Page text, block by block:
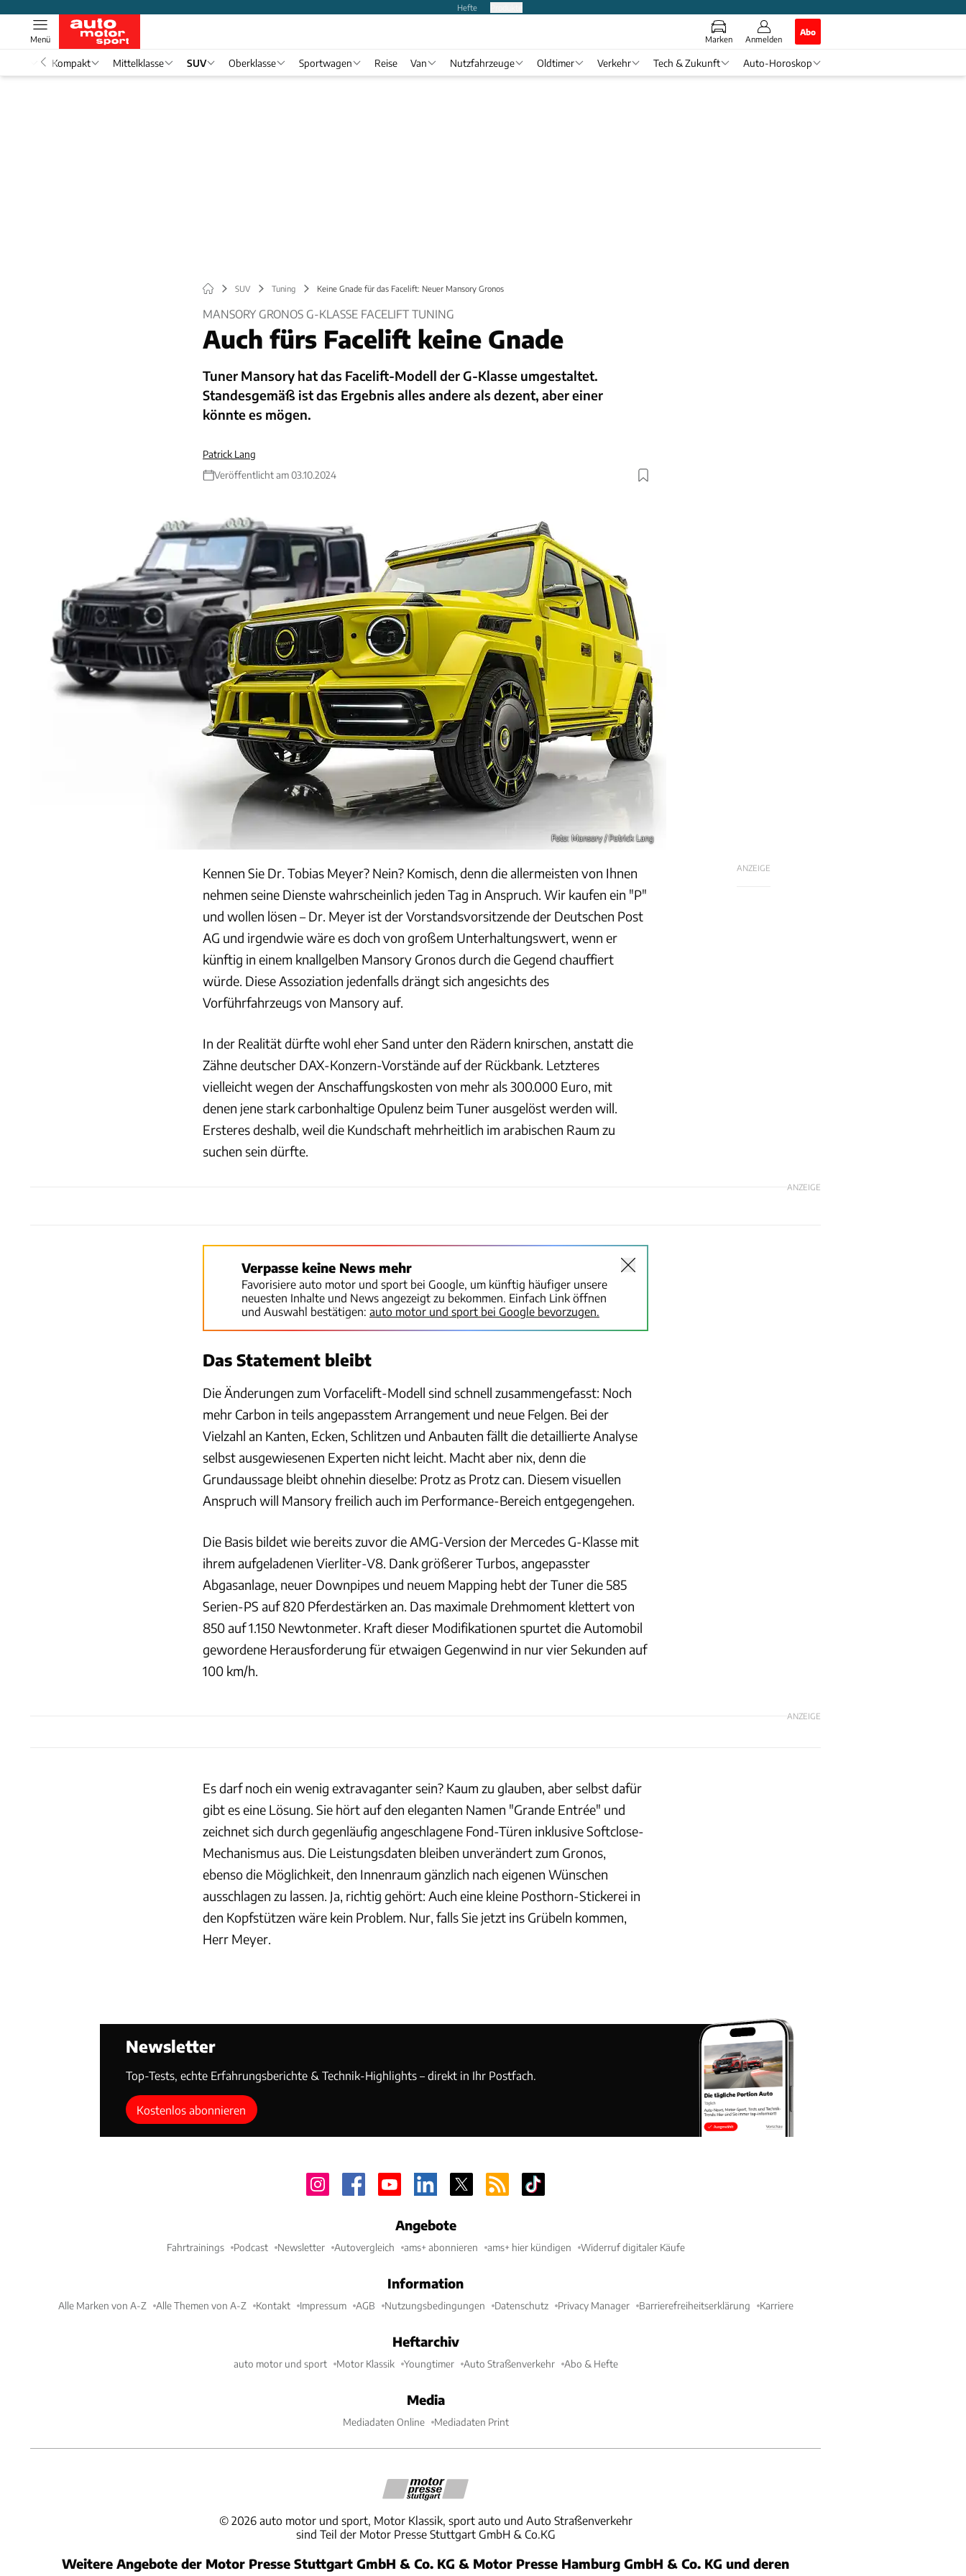
Hefte
Marken Anmelden
Abo
Menü
Kompakt Mittelklasse SUV Oberklasse Sportwagen Reise Van Nutzfahrzeuge Oldtimer Verkehr Tech & Zukunft Auto-Horoskop
SUV Tuning Keine Gnade für das Facelift: Neuer Mansory Gronos
MANSORY GRONOS G-KLASSE FACELIFT TUNING
Auch fürs Facelift keine Gnade
Tuner Mansory hat das Facelift-Modell der G-Klasse umgestaltet.
Standesgemäß ist das Ergebnis alles andere als dezent, aber einer
könnte es mögen.
Patrick Lang
Veröffentlicht am 03.10.2024
Foto: Mansory / Patrick Lang
ANZEIGE
Kennen Sie Dr. Tobias Meyer? Nein? Komisch, denn die allermeisten von Ihnen
nehmen seine Dienste wahrscheinlich jeden Tag in Anspruch. Wir kaufen ein "P"
und wollen lösen – Dr. Meyer ist der Vorstandsvorsitzende der Deutschen Post
AG und irgendwie wäre es doch von großem Unterhaltungswert, wenn er
künftig in einem knallgelben Mansory Gronos durch die Gegend chauffiert
würde. Diese Assoziation jedenfalls drängt sich angesichts des
Vorführfahrzeugs von Mansory auf.
In der Realität dürfte wohl eher Sand unter den Rädern knirschen, anstatt die
Zähne deutscher DAX-Konzern-Vorstände auf der Rückbank. Letzteres
vielleicht wegen der Anschaffungskosten von mehr als 300.000 Euro, mit
denen jene stark carbonhaltige Opulenz beim Tuner ausgelöst werden will.
Ersteres deshalb, weil die Kundschaft mehrheitlich im arabischen Raum zu
suchen sein dürfte.
ANZEIGE
Verpasse keine News mehr
Favorisiere auto motor und sport bei Google, um künftig häufiger unsere
neuesten Inhalte und News angezeigt zu bekommen. Einfach Link öffnen
und Auswahl bestätigen: auto motor und sport bei Google bevorzugen.
Das Statement bleibt
Die Änderungen zum Vorfacelift-Modell sind schnell zusammengefasst: Noch
mehr Carbon in teils angepasstem Arrangement und neue Felgen. Bei der
Vielzahl an Kanten, Ecken, Schlitzen und Anbauten fällt die detaillierte Analyse
selbst ausgewiesenen Experten nicht leicht. Macht aber nix, denn die
Grundaussage bleibt ohnehin dieselbe: Protz as Protz can. Diesem visuellen
Anspruch will Mansory freilich auch im Performance-Bereich entgegengehen.
Die Basis bildet wie bereits zuvor die AMG-Version der Mercedes G-Klasse mit
ihrem aufgeladenen Vierliter-V8. Dank größerer Turbos, angepasster
Abgasanlage, neuer Downpipes und neuem Mapping hebt der Tuner die 585
Serien-PS auf 820 Pferdestärken an. Das maximale Drehmoment klettert von
850 auf 1.150 Newtonmeter. Kraft dieser Modifikationen spurtet die Automobil
gewordene Herausforderung für etwaigen Gegenwind in nur vier Sekunden auf
100 km/h.
ANZEIGE
Es darf noch ein wenig extravaganter sein? Kaum zu glauben, aber selbst dafür
gibt es eine Lösung. Sie hört auf den eleganten Namen "Grande Entrée" und
zeichnet sich durch gegenläufig angeschlagene Fond-Türen inklusive Softclose-
Mechanismus aus. Die Leistungsdaten bleiben unverändert zum Gronos,
ebenso die Möglichkeit, den Innenraum gänzlich nach eigenen Wünschen
ausschlagen zu lassen. Ja, richtig gehört: Auch eine kleine Posthorn-Stickerei in
den Kopfstützen wäre kein Problem. Nur, falls Sie jetzt ins Grübeln kommen,
Herr Meyer.
Newsletter
Top-Tests, echte Erfahrungsberichte & Technik-Highlights – direkt in Ihr Postfach.
Kostenlos abonnieren
Angebote
Fahrtrainings Podcast Newsletter Autovergleich ams+ abonnieren ams+ hier kündigen Widerruf digitaler Käufe
Information
Alle Marken von A-Z Alle Themen von A-Z Kontakt Impressum AGB Nutzungsbedingungen Datenschutz Privacy Manager Barrierefreiheitserklärung Karriere
Heftarchiv
auto motor und sport Motor Klassik Youngtimer Auto Straßenverkehr Abo & Hefte
Media
Mediadaten Online Mediadaten Print
© 2026 auto motor und sport, Motor Klassik, sport auto und Auto Straßenverkehr
sind Teil der Motor Presse Stuttgart GmbH & Co.KG
Weitere Angebote der Motor Presse Stuttgart GmbH & Co. KG & Motor Presse Hamburg GmbH & Co. KG und deren